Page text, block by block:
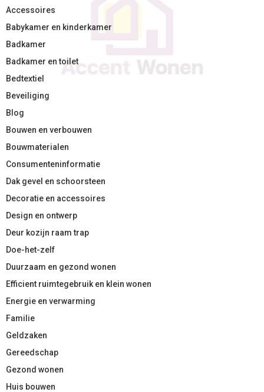
Accessoires
Babykamer en kinderkamer
Badkamer
Badkamer en toilet
Bedtextiel
Beveiliging
Blog
Bouwen en verbouwen
Bouwmaterialen
Consumenteninformatie
Dak gevel en schoorsteen
Decoratie en accessoires
Design en ontwerp
Deur kozijn raam trap
Doe-het-zelf
Duurzaam en gezond wonen
Efficient ruimtegebruik en klein wonen
Energie en verwarming
Familie
Geldzaken
Gereedschap
Gezond wonen
Huis bouwen